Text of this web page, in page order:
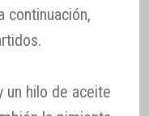
continuación,
un hilo de aceite